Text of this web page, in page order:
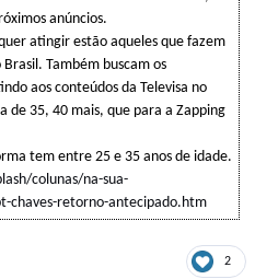
anúncios.
atingir estão aqueles que fazem
Também buscam os
aos conteúdos da Televisa no
de 35, 40 mais, que para a Zapping
tem entre 25 e 35 anos de idade.
colunas/na-sua-
chaves-retorno-antecipado.htm
2